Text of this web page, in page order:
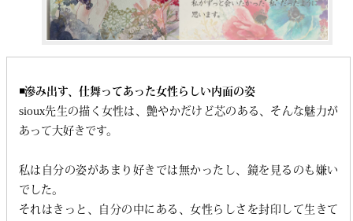
◾️滲み出す、仕舞ってあった女性らしい内面の姿
sioux先生の描く女性は、艶やかだけど芯のある、そんな魅力が
あって大好きです。
私は自分の姿があまり好きでは無かったし、鏡を見るのも嫌い
でした。
それはきっと、自分の中にある、女性らしさを封印して生きて